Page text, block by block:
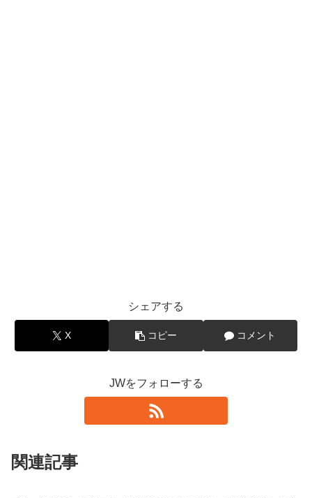
シェアする
X コピー コメント
JWをフォローする
関連記事